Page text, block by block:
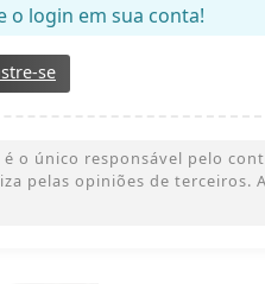
o login em sua conta!
se
o único responsável pelo
pelas opiniões de terceiros.